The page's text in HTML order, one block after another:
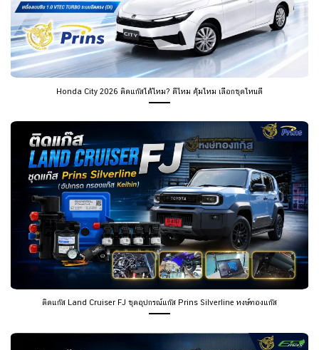
Honda City 2026 ติดแก๊สได้ไหม? ดีไหม คุ้มไหม เลือกชุดไหนดี
ติดแก๊ส Land Cruiser FJ ชุดอุปกรณ์แก๊ส Prins Silverline หงษ์ทองแก๊ส